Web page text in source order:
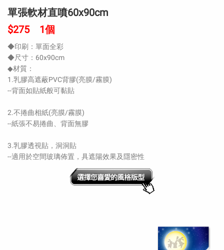
單張軟材直噴60x90cm
$275 1個
◆印刷：單面全彩
◆尺寸：60x90cm
◆材質：
1.乳膠高遮蔽PVC背膠(亮膜/霧膜)
--背面如貼紙般可黏貼
2.不捲曲相紙(亮膜/霧膜)
--紙張不易捲曲、背面無膠
3.乳膠透視貼，洞洞貼
--適用於空間玻璃佈置，具遮陽效果及隱密性